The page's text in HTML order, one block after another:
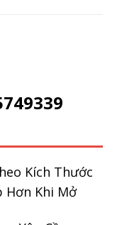
Kích Thước
Hơn Khi Mở